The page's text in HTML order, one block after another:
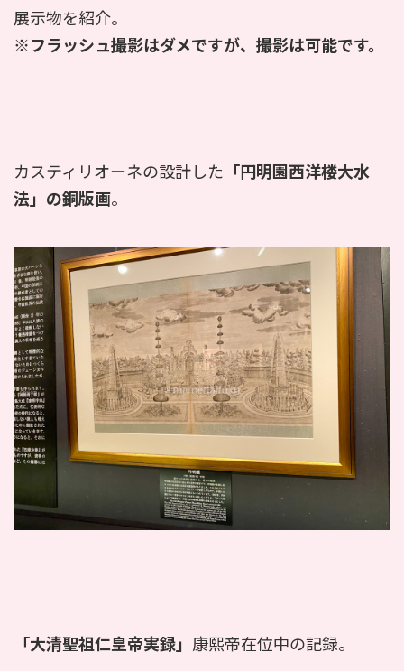
展示物を紹介。
※フラッシュ撮影はダメですが、撮影は可能です。
カスティリオーネの設計した 「円明園西洋楼大水
法」の銅版画。
「大清聖祖仁皇帝実録」 康熙帝在位中の記録。